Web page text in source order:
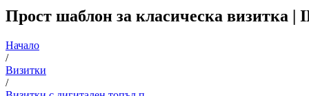
Прост шаблон за класическа визитка |
Начало
/
Визитки
/